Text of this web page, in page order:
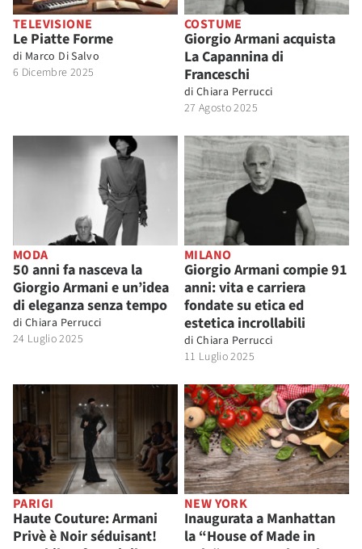
TELEVISIONE
Le Piatte Forme
di Marco Di Salvo
6 Dicembre 2025
COSTUME
Giorgio Armani acquista
La Capannina di
Franceschi
di Chiara Perrucci
27 Agosto 2025
MODA
50 anni fa nasceva la
Giorgio Armani e un’idea
di eleganza senza tempo
di Chiara Perrucci
24 Luglio 2025
MILANO
Giorgio Armani compie 91
anni: vita e carriera
fondate su etica ed
estetica incrollabili
di Chiara Perrucci
11 Luglio 2025
PARIGI
Haute Couture: Armani
Privè è Noir séduisant!
NEW YORK
Inaugurata a Manhattan
la “House of Made in